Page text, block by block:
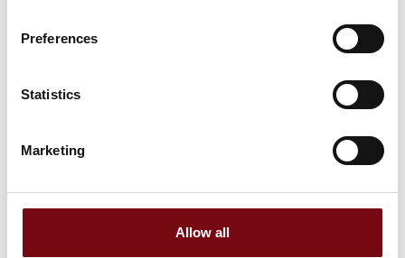
Preferences
Statistics
Marketing
Allow all